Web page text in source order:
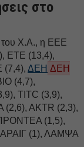
στο
του Χ.Α., η ΕΕΕ
ΕΤΕ (13,4),
(7,4), ΔΕΗ ΔΕΗ
(4,7),
TITC (3,9),
AKTR (2,3),
(1,5),
(1), ΛΑΜΨΑ